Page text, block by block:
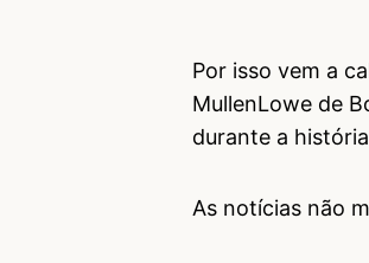
Por isso vem a
MullenLowe de
durante a
As notícias não